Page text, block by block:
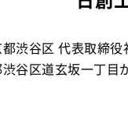
渋谷区 代表取締
谷区道玄坂一丁目